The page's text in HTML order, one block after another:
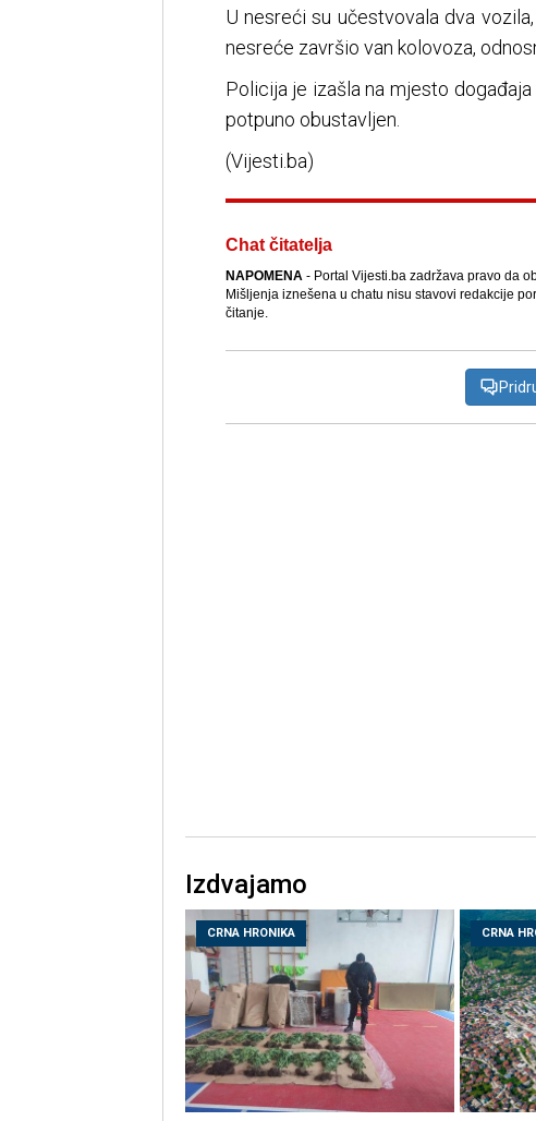
U nesreći su učestvovala dva
nesreće završio van kolovoza,
Policija je izašla na mjesto
potpuno obustavljen.
(Vijesti.ba)
Chat čitatelja
NAPOMENA- Portal Vijesti.ba zadržava pravo da
Mišljenja iznešena u chatu nisu stavovi redakcije
čitanje.
Izdvajamo
CRNA HRONIKA CRNA